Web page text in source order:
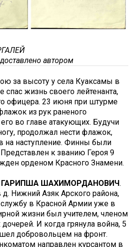
автором
за высоту у села Куаксамы в
спас жизнь своего лейтенанта,
офицера. 23 июня при штурме
из рук раненого
во главе атакующих. Будучи
продолжал нести флажок,
на наступление. Финны были
к званию Героя 9
орденом Красного Знамени.
ШАХИМОРДАНОВИЧ.
д. Нижний Азяк Арского района,
в Красной Армии уже в
жизни был учителем, членом
И когда грянула война, 5
добровольцем на фронт.
направлен курсантом в